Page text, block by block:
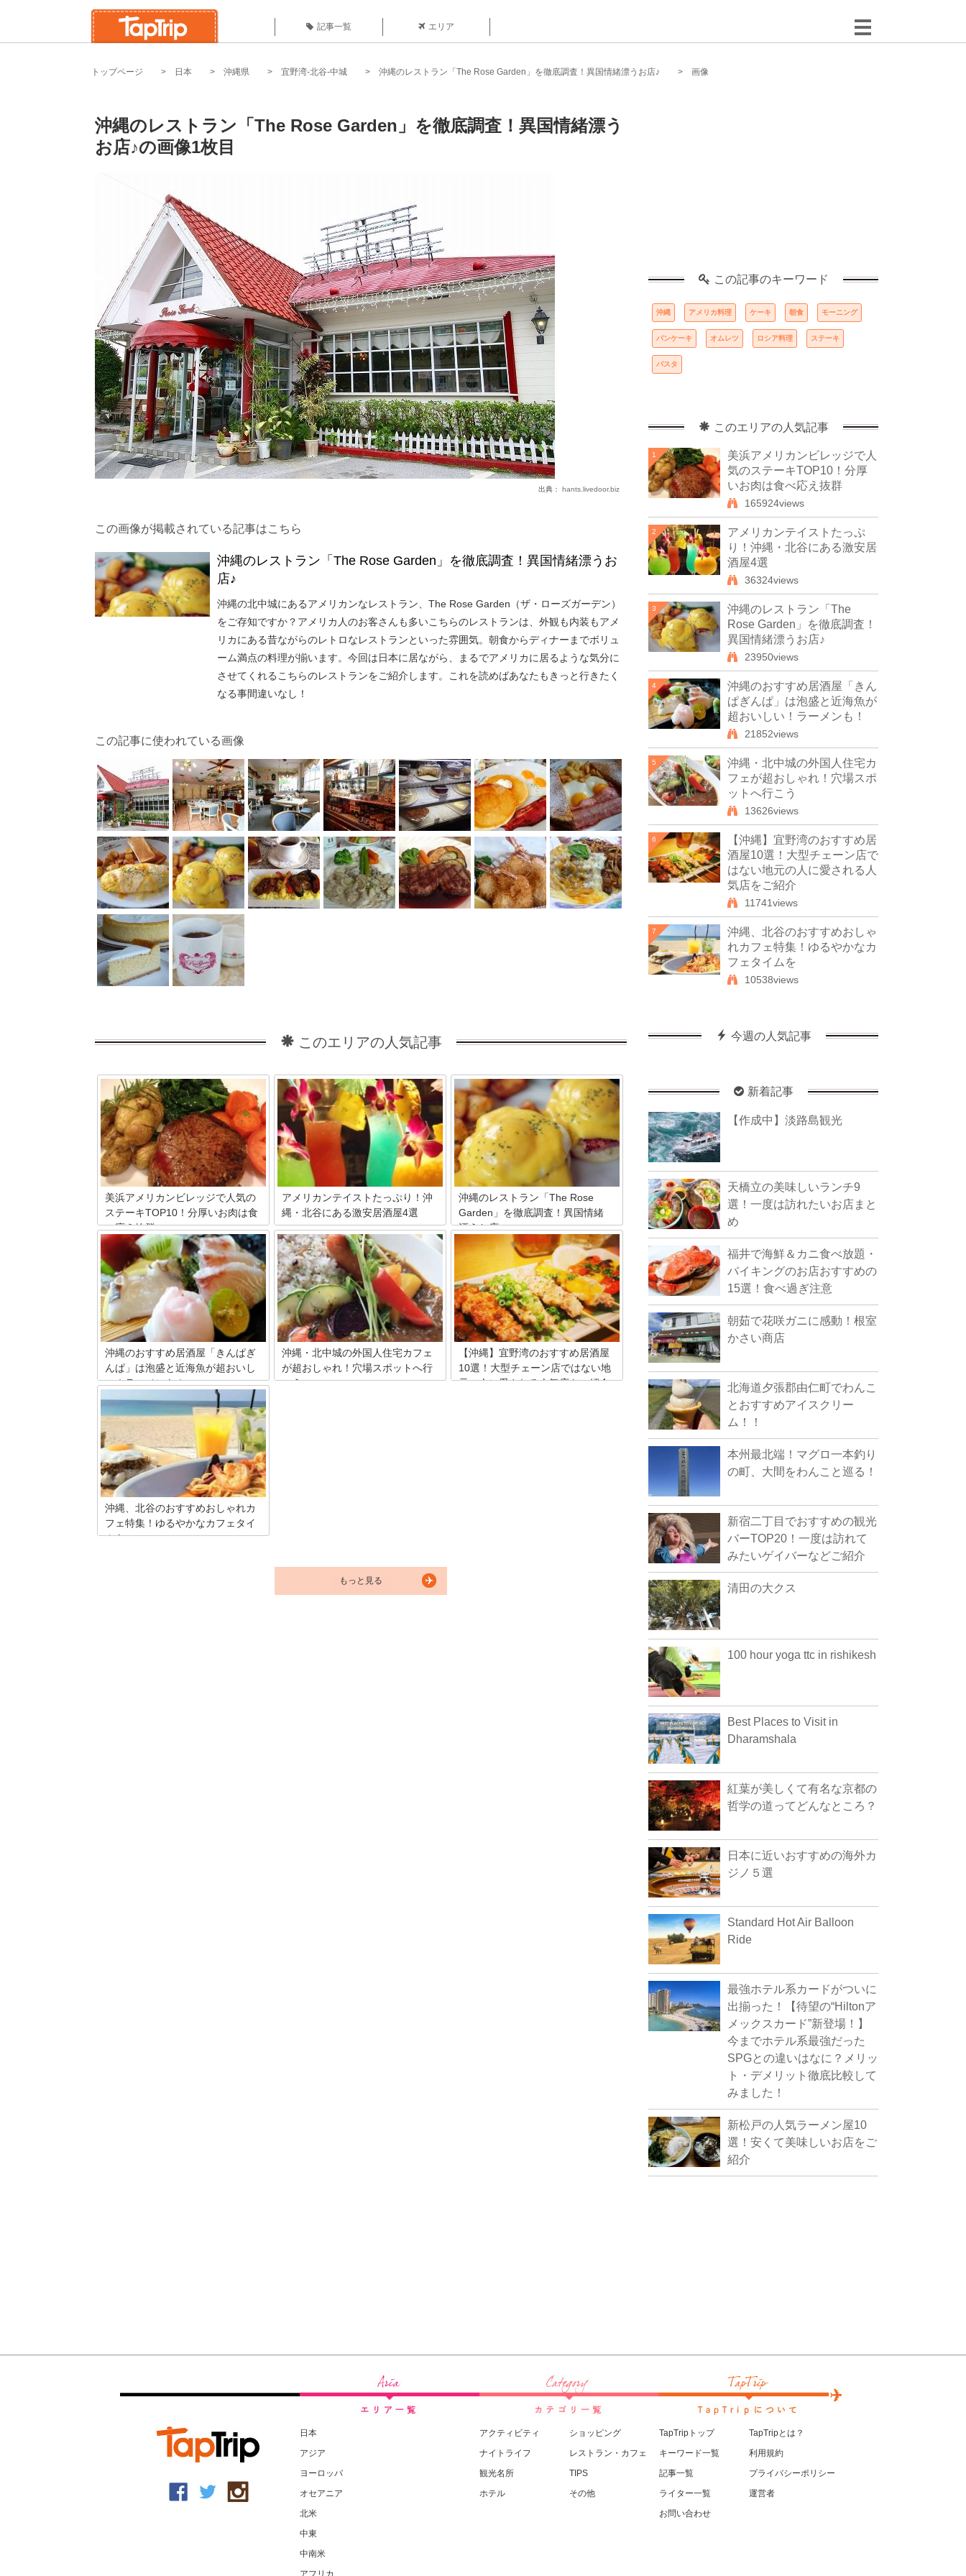
記事一覧 エリア
トップページ 日本 沖縄県 宜野湾-北谷-中城 沖縄のレストラン「The Rose Garden」を徹底調査！異国情緒漂うお店♪ 画像
沖縄のレストラン「The Rose Garden」を徹底調査！異国情緒漂う
お店♪の画像1枚目
出典： hants.livedoor.biz
この画像が掲載されている記事はこちら
沖縄のレストラン「The Rose Garden」を徹底調査！異国情緒漂うお
店♪
沖縄の北中城にあるアメリカンなレストラン、The Rose Garden（ザ・ローズガーデン）
をご存知ですか？アメリカ人のお客さんも多いこちらのレストランは、外観も内装もアメ
リカにある昔ながらのレトロなレストランといった雰囲気。朝食からディナーまでボリュ
ーム満点の料理が揃います。今回は日本に居ながら、まるでアメリカに居るような気分に
させてくれるこちらのレストランをご紹介します。これを読めばあなたもきっと行きたく
なる事間違いなし！
この記事に使われている画像
このエリアの人気記事
美浜アメリカンビレッジで人気の
ステーキTOP10！分厚いお肉は食
べ応え抜群
アメリカンビレッジとはアメリカ合衆国
の雰囲気を模した複合施設です。グル
メ、ショッピングなどのお店が連なり、
インスタ映えもばっちり☆アメリカの代
表的なグルメといえばやっぱりお肉。ア
メリカンな雰囲気の中でお肉を食べてア
メリカにいる気分を味わっちゃいましょ
う！
アメリカンテイストたっぷり！沖
縄・北谷にある激安居酒屋4選
沖縄県の中部にあり、4つの米軍施設を
保有する地・北谷。そんな北谷町には人
気の観光スポットとなっているアメリカ
ンビレッジやイオン北谷店があることか
ら多くの観光客が訪れる地でもありま
す。そこで今回は、北谷で沖縄料理を満
喫でき、かつリーズナブルな居酒屋をご
紹介します。
沖縄のレストラン「The Rose
Garden」を徹底調査！異国情緒
漂うお店♪
沖縄の北中城にあるアメリカンなレスト
ラン、The Rose Garden（ザ・ローズガ
ーデン）をご存知ですか？アメリカ人の
お客さんも多いこちらのレストランは、
外観も内装もアメリカにある昔ながらの
レトロなレストランといった雰囲気。朝
食からディナーまでボリューム満点の料
理が揃います。今回は日本に居ながら、
まるでアメリカに居るような気分にさせ
てくれるこちらのレストランをご紹介し
ます。これを読めばあなたもきっと行き
沖縄のおすすめ居酒屋「きんぱぎ
んぱ」は泡盛と近海魚が超おいし
い！ラーメンも！
沖縄旅行で行くべき居酒屋「きんぱぎん
ぱ（金波銀波）」。うちなーならではの
郷土料理と季節の創作料理が味わえま
す。ラフテーやミミガー、ジーマミード
ーフ・・・などなど、その名の響きも見
た目も個性的でリーズナブルなメニュー
が満載！ 鮮度抜群の地魚の刺身は絶品‼
泡盛との相性間違いなし！赤い瓦屋根が
目印です！
沖縄・北中城の外国人住宅カフェ
が超おしゃれ！穴場スポットへ行
こう
【沖縄】宜野湾のおすすめ居酒屋
10選！大型チェーン店ではない地
元の人に愛される人気店をご紹介
沖縄、北谷のおすすめおしゃれカ
フェ特集！ゆるやかなカフェタイ
ムを
もっと見る
この記事のキーワード
沖縄 アメリカ料理 ケーキ 朝食 モーニング
パンケーキ オムレツ ロシア料理 ステーキ
パスタ
このエリアの人気記事
1
美浜アメリカンビレッジで人
気のステーキTOP10！分厚
いお肉は食べ応え抜群
165924views
2
アメリカンテイストたっぷ
り！沖縄・北谷にある激安居
酒屋4選
36324views
3
沖縄のレストラン「The
Rose Garden」を徹底調査！
異国情緒漂うお店♪
23950views
4
沖縄のおすすめ居酒屋「きん
ぱぎんぱ」は泡盛と近海魚が
超おいしい！ラーメンも！
21852views
5
沖縄・北中城の外国人住宅カ
フェが超おしゃれ！穴場スポ
ットへ行こう
13626views
6
【沖縄】宜野湾のおすすめ居
酒屋10選！大型チェーン店で
はない地元の人に愛される人
気店をご紹介
11741views
7
沖縄、北谷のおすすめおしゃ
れカフェ特集！ゆるやかなカ
フェタイムを
10538views
今週の人気記事
新着記事
【作成中】淡路島観光
天橋立の美味しいランチ9
選！一度は訪れたいお店まと
め
福井で海鮮＆カニ食べ放題・
バイキングのお店おすすめの
15選！食べ過ぎ注意
朝茹で花咲ガニに感動！根室
かさい商店
北海道夕張郡由仁町でわんこ
とおすすめアイスクリー
ム！！
本州最北端！マグロ一本釣り
の町、大間をわんこと巡る！
新宿二丁目でおすすめの観光
バーTOP20！一度は訪れて
みたいゲイバーなどご紹介
清田の大クス
100 hour yoga ttc in rishikesh
Best Places to Visit in
Dharamshala
紅葉が美しくて有名な京都の
哲学の道ってどんなところ？
日本に近いおすすめの海外カ
ジノ５選
Standard Hot Air Balloon
Ride
最強ホテル系カードがついに
出揃った！【待望の“Hiltonア
メックスカード”新登場！】
今までホテル系最強だった
SPGとの違いはなに？メリッ
ト・デメリット徹底比較して
みました！
新松戸の人気ラーメン屋10
選！安くて美味しいお店をご
紹介
日本
アジア
ヨーロッパ
オセアニア
北米
中東
中南米
アフリカ
アクティビティ
ナイトライフ
観光名所
ホテル
ショッピング
レストラン・カフェ
TIPS
その他
TapTripトップ
キーワード一覧
記事一覧
ライター一覧
お問い合わせ
TapTripとは？
利用規約
プライバシーポリシー
運営者